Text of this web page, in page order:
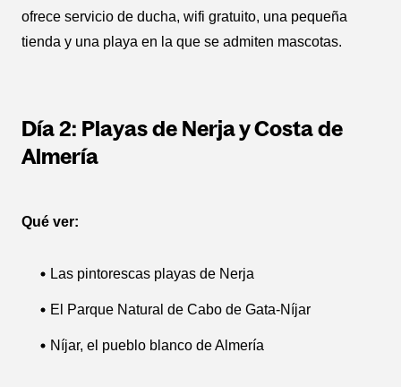
ofrece servicio de ducha, wifi gratuito, una pequeña
tienda y una playa en la que se admiten mascotas.
Día 2: Playas de Nerja y Costa de
Almería
Qué ver:
Las pintorescas playas de Nerja
El Parque Natural de Cabo de Gata-Níjar
Níjar, el pueblo blanco de Almería